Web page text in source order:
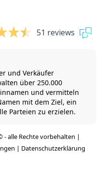
51 reviews
und Verkäufer
über 250.000
und vermitteln
mit dem Ziel, ein
Parteien zu erzielen.
alle Rechte vorbehalten |
| Datenschutzerklärung